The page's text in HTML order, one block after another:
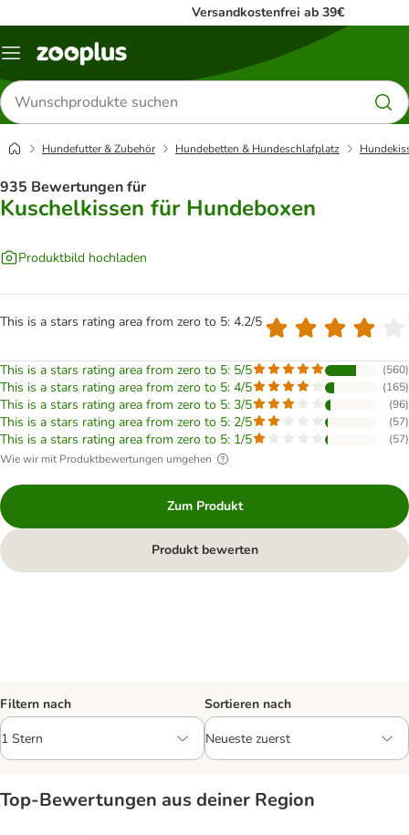
Versandkostenfrei ab 39€
Menü
Produkte
suchen
Hundefutter & Zubehör Hundebetten & Hundeschlafplatz
935 Bewertungen für
Kuschelkissen für Hundeboxen
Produktbild hochladen
This is a stars rating area from zero to 5: 4.2/5
This is a stars rating area from zero to 5: 5/5 (560)
This is a stars rating area from zero to 5: 4/5 (165)
This is a stars rating area from zero to 5: 3/5 (96)
This is a stars rating area from zero to 5: 2/5 (57)
This is a stars rating area from zero to 5: 1/5 (57)
Wie wir mit Produktbewertungen umgehen
Zum Produkt
Produkt bewerten
Filtern nach Sortieren nach
Top‑Bewertungen aus deiner Region